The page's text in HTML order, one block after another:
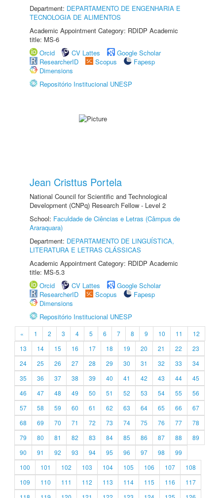
Department: DEPARTAMENTO DE ENGENHARIA E
TECNOLOGIA DE ALIMENTOS
Academic Appointment Category: RDIDP Academic
title: MS-6
Orcid
CV Lattes
Google Scholar
ResearcherID
Scopus
Fapesp
Dimensions
Repositório Institucional UNESP
Jean Cristtus Portela
National Council for Scientific and Technological
Development (CNPq) Research Fellow - Level 2
School: Faculdade de Ciências e Letras (Câmpus de
Araraquara)
Department: DEPARTAMENTO DE LINGUÍSTICA,
LITERATURA E LETRAS CLÁSSICAS
Academic Appointment Category: RDIDP Academic
title: MS-5.3
Orcid
CV Lattes
Google Scholar
ResearcherID
Scopus
Fapesp
Dimensions
Repositório Institucional UNESP
« 1 2 3 4 5 6 7 8 9 10 11
12
13
14 15 16 17 18 19 20 21 22
23
24
25 26 27 28 29 30 31 32 33
34
35
36 37 38 39 40 41 42 43 44
45
46
47 48 49 50 51 52 53 54 55
56
57
58 59 60 61 62 63 64 65 66
67
68
69 70 71 72 73 74 75 76 77
78
79
80 81 82 83 84 85 86 87 88
89
90
91 92 93 94 95 96 97 98
99
100
101 102 103 104 105 106 107
108
109
110 111 112 113 114 115 116
117